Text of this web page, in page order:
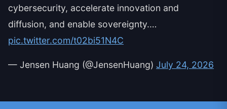
cybersecurity, accelerate innovation and
diffusion, and enable sovereignty.…
pic.twitter.com/t02bi51N4C
— Jensen Huang (@JensenHuang) July 24, 2026